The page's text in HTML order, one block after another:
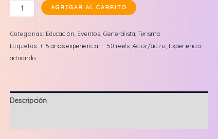
Emiliano
Castellón:
Reel
en
feed
historias
cantidad
AGREGAR AL CARRITO
Categorías: Educación Eventos Generalista Turismo
Etiquetas: +-5 años experiencia +-50 reels Actor/actriz Experiencia
actuando
Descripción